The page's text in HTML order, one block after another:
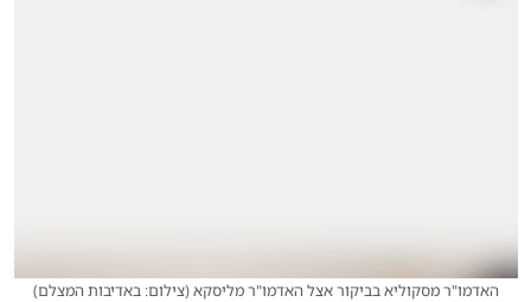
האדמו"ר מסקוליא בביקור אצל האדמו"ר מליסקא(צילום: באדיבות המצלם)